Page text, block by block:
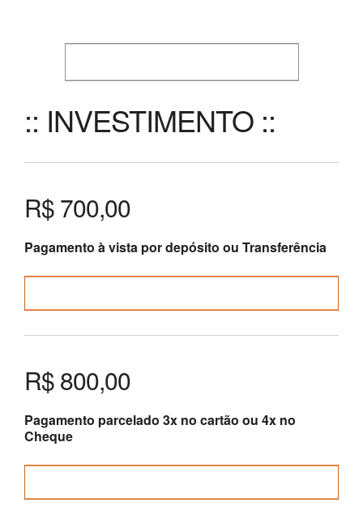
:: INVESTIMENTO ::
R$ 700,00
Pagamento à vista por depósito ou Transferência
R$ 800,00
Pagamento parcelado 3x no cartão ou 4x no
Cheque